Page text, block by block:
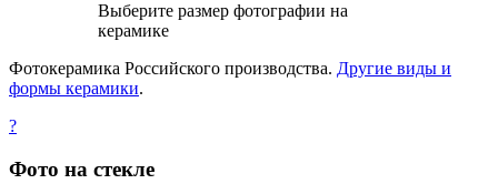
Выберите размер фотографии на
керамике
Фотокерамика Российского производства. Другие виды и
формы керамики.
?
Фото на стекле